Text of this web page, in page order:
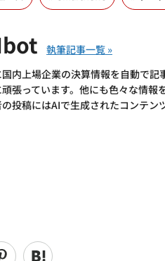
国内上場企業の決算情報を自動で
頑張っています。他にも色々な情
投稿にはAIで生成されたコンテ